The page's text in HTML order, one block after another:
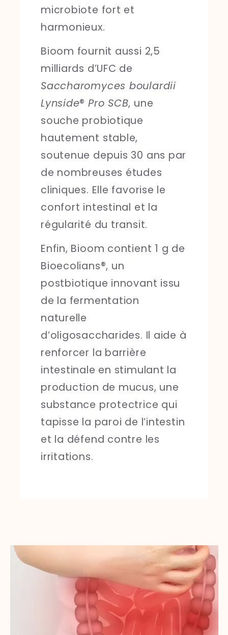
microbiote fort et
harmonieux.
Bioom fournit aussi 2,5
milliards d’UFC de
Saccharomyces boulardii
Lynside® Pro SCB, une
souche probiotique
hautement stable,
soutenue depuis 30 ans par
de nombreuses études
cliniques. Elle favorise le
confort intestinal et la
régularité du transit.
Enfin, Bioom contient 1 g de
Bioecolians®, un
postbiotique innovant issu
de la fermentation
naturelle
d’oligosaccharides. Il aide à
renforcer la barrière
intestinale en stimulant la
production de mucus, une
substance protectrice qui
tapisse la paroi de l’intestin
et la défend contre les
irritations.